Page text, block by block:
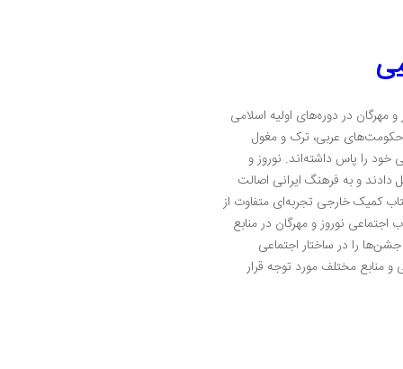
در دوره‌های اولیه اسلامی
حکومت‌های عربی، ترک و مغول
را پاس داشته‌اند. نوروز و
دادند و به فرهنگ ایرانی اصالت
کمیک خارجی تجربه‌ای متفاوت از
اسلامی : بازتاب اجتماعی نوروز و مهرگان در منابع
را در ساختار اجتماعی
منابع مختلف مورد توجه قرار